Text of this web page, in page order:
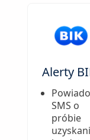
Alerty
SMS o
próbie